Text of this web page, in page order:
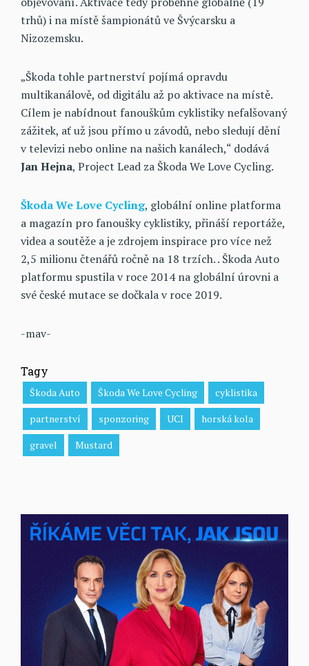
trhů) i na místě šampionátů ve Švýcarsku a
Nizozemsku.
„Škoda tohle partnerství pojímá opravdu
multikanálově, od digitálu až po aktivace na místě.
Cílem je nabídnout fanouškům cyklistiky nefalšovaný
zážitek, ať už jsou přímo u závodů, nebo sledují dění
v televizi nebo online na našich kanálech,“ dodává
Jan Hejna, Project Lead za Škoda We Love Cycling.
Škoda We Love Cycling, globální online platforma
a magazín pro fanoušky cyklistiky, přináší reportáže,
videa a soutěže a je zdrojem inspirace pro více než
2,5 milionu čtenářů ročně na 18 trzích. . Škoda Auto
platformu spustila v roce 2014 na globální úrovni a
své české mutace se dočkala v roce 2019.
-mav-
Tagy
Škoda Auto Škoda We Love Cycling
cyklistika
partnerství
sponzoring UCI
horská kola
gravel
Mustard